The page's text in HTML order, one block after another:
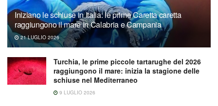
Iniziano le schiuse in Italia: le prime Caretta caretta
raggiungono il mare in Calabria e Campania
21 LUGLIO 2026
Turchia, le prime piccole tartarughe del 2026
raggiungono il mare: inizia la stagione delle
schiuse nel Mediterraneo
9 LUGLIO 2026